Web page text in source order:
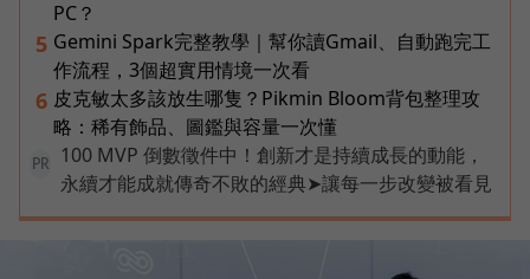
PC？
5 Gemini Spark完整教學｜幫你讀Gmail、自動跑完工
作流程，3個超實用情境一次看
6 皮克敏太多該放生哪隻？Pikmin Bloom背包整理攻
略：稀有飾品、圖鑑與容量一次懂
PR
100 MVP 倒數徵件中！創新才是持續成長的動能，
永續才能成就傳奇不敗的經典➤讓每一步改變被看見